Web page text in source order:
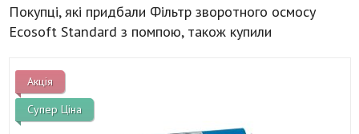
Покупці, які придбали Фільтр зворотного осмосу
Ecosoft Standard з помпою, також купили
Акція
Супер Ціна